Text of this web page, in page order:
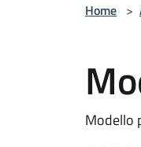
Home >
Modello